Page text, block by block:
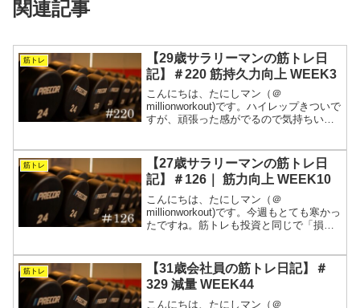
関連記事
筋トレ
【29歳サラリーマンの筋トレ日
記】＃220 筋持久力向上 WEEK3
こんにちは、たにしマン（＠
millionworkout)です。ハイレップきついで
すが、頑張った感がでるので気持ちいい
中の寒暖差も大きくなってきたので、体
調管理をしっかり...
筋トレ
【27歳サラリーマンの筋トレ日
記】＃126｜ 筋力向上 WEEK10
こんにちは、たにしマン（＠
millionworkout)です。今週もとても寒かっ
たですね。筋トレも投資と同じで「損切
なそうとすると怪我をします。メニュー
が滞るのは”損”...
筋トレ
【31歳会社員の筋トレ日記】＃
329 減量 WEEK44
こんにちは、たにしマン（＠